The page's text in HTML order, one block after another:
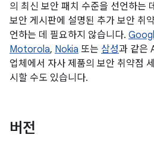
의 최신 보안 패치 수준을 선언하는
보안 게시판에 설명된 추가 보안 취
언하는 데 필요하지 않습니다.
Motorola, Nokia 또는 삼성과 같은
업체에서 자사 제품의 보안 취약점
시할 수도 있습니다.
버전